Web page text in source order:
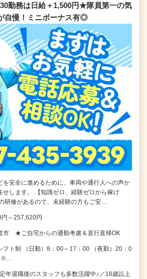
勤務は日給＋1,500円★隊員第一の気
自慢！ミニボーナス有◎
を安全に進めるために、車両や通行人への声か
せします。 【知識ゼロ、経験ゼロから稼げ
研修があるので、未経験の方もご安…
～257,620円
市 ★ご自宅からの通勤考慮＆直行直帰OK
フト制 （日勤）8：00～17：00 （夜勤）20：0
※…
年退職後のスタッフも多数活躍中♪／18歳以上